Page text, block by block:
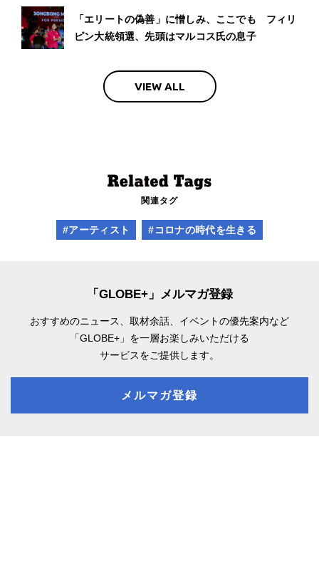
「エリートの偽善」に憎しみ、ここでも フィリ
ピン大統領選、先頭はマルコス氏の息子
VIEW ALL
関連タグ
#アーティスト #コロナの時代を生きる
「GLOBE+」メルマガ登録
おすすめのニュース、取材余話、 イベントの優先案内など
「GLOBE+」を一層お楽しみいただける
サービスをご提供します。
メルマガ登録